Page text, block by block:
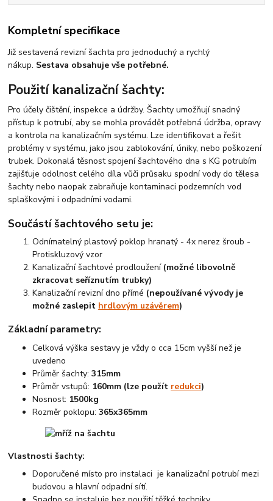
Kompletní specifikace
Již sestavená revizní šachta pro jednoduchý a rychlý
nákup. Sestava obsahuje vše potřebné.
Použití kanalizační šachty:
Pro účely čištění, inspekce a údržby. Šachty umožňují snadný
přístup k potrubí, aby se mohla provádět potřebná údržba, opravy
a kontrola na kanalizačním systému. Lze identifikovat a řešit
problémy v systému, jako jsou zablokování, úniky, nebo poškození
trubek. Dokonalá těsnost spojení šachtového dna s KG potrubím
zajišťuje odolnost celého díla vůči průsaku spodní vody do tělesa
šachty nebo naopak zabraňuje kontaminaci podzemních vod
splaškovými i odpadními vodami.
Součástí šachtového setu je:
Odnímatelný plastový poklop hranatý - 4x nerez šroub -
Protiskluzový vzor
Kanalizační šachtové prodloužení (možné libovolně
zkracovat seříznutím trubky)
Kanalizační revizní dno přímé (nepoužívané vývody je
možné zaslepit hrdlovým uzávěrem)
Základní parametry:
Celková výška sestavy je vždy o cca 15cm vyšší než je
uvedeno
Průměr šachty:315mm
Průměr vstupů: 160mm (lze použít redukci)
Nosnost: 1500kg
Rozměr poklopu:365x365mm
Vlastnosti šachty:
Doporučené místo pro instalaci je kanalizační potrubí mezi
budovou a hlavní odpadní sítí.